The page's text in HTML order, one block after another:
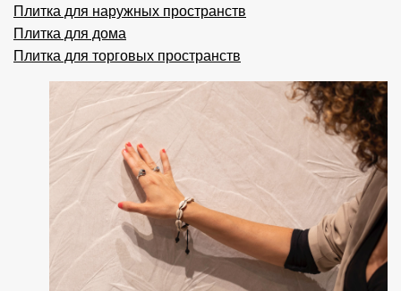
Плитка для наружных пространств
Плитка для дома
Плитка для торговых пространств